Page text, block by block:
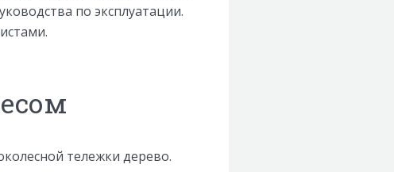
по эксплуатации.
тележки дерево.